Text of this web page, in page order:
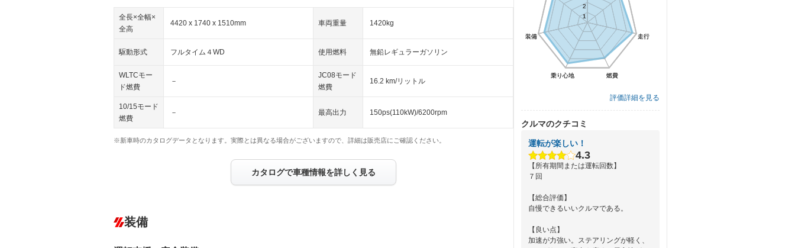
全長×全幅×
全高
4420 x 1740 x 1510mm 車両重量 1420kg
駆動形式 フルタイム４WD 使用燃料 無鉛レギュラーガソリン
WLTCモー
ド燃費
－
JC08モード
燃費
16.2 km/リットル
10/15モード
燃費
－ 最高出力 150ps(110kW)/6200rpm
※新車時のカタログデータとなります。実際とは異なる場合がございますので、詳細は販売店にご確認ください。
カタログで車種情報を詳しく見る
装備
走行
燃費
乗り心地
装備
1
2
走行
燃費
乗り心地
装備
1
2
評価詳細を見る
クルマのクチコミ
運転が楽しい！
4.3
【所有期間または運転回数】
７回
【総合評価】
自慢できるいいクルマである。
【良い点】
加速が力強い。ステアリングが軽く、